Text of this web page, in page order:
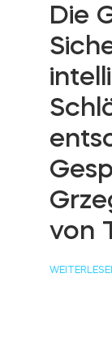
Die
von